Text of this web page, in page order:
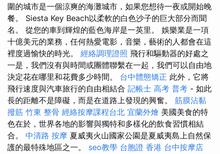
圍的城市是一個涼爽的海灘城市，如果您想待一夜或開始晚
餐。 Siesta Key Beach以柔軟的白色沙子的巨大部分而聞
名。 從您的車到輝煌的藍色海岸是一英里。 娛樂業是一項
十億美元的業務，任何熱愛電影，音樂，藝術的人都會在這
裡度過愉快的時光。 經絡調理證照 飛行和驅動器的好處之
一是，我們沒有與時間或團體聯繫在一起，我們可以自由地
決定花在哪里和花費多少時間。 台中體態矯正 此外，它將
飛行速度與汽車旅行的自由相結合 記帳士 高考 普考 - 如此
長的距離不是障礙，而是在道路上發現的興奮。 筋膜沾黏
撥筋 竹東 整骨 經絡按摩課程台北 宜蘭外燴 美國美食的特
色在於，世界各地的影響與獨特和多樣化的飲食習慣相結
合。 中清路 按摩 夏威夷火山國家公園是夏威夷島上自然保
護的最特殊地區之一。 seo教學 台胞證 香港 台中按摩店